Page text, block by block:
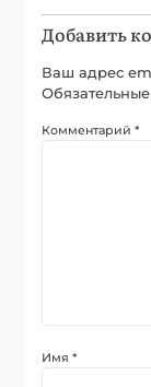
Добавить
Ваш адрес
Комментарий*
Имя*